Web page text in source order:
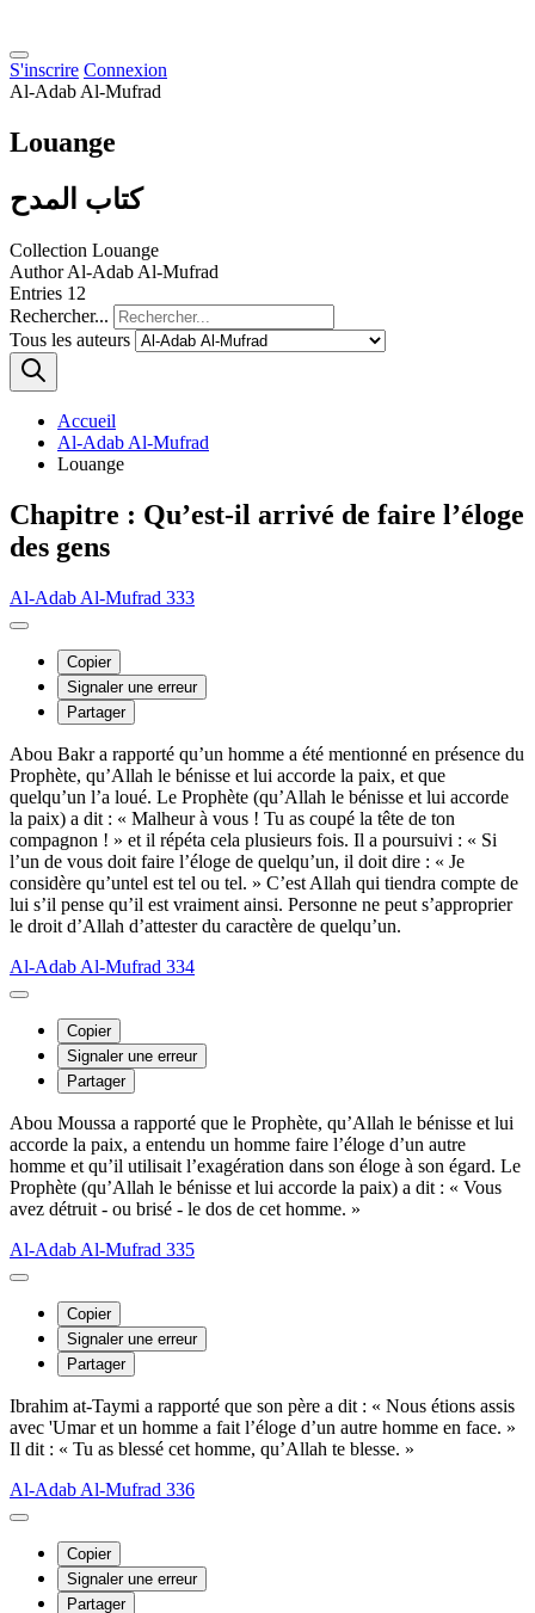
S'inscrire Connexion
Al-Adab Al-Mufrad
Louange
كتاب المدح
Collection Louange
Author Al-Adab Al-Mufrad
Entries 12
Rechercher...
Tous les auteurs
Accueil
Al-Adab Al-Mufrad
Louange
Chapitre : Qu’est-il arrivé de faire l’éloge
des gens
Al-Adab Al-Mufrad 333
Copier
Signaler une erreur
Partager
Abou Bakr a rapporté qu’un homme a été mentionné en présence du
Prophète, qu’Allah le bénisse et lui accorde la paix, et que
quelqu’un l’a loué. Le Prophète (qu’Allah le bénisse et lui accorde
la paix) a dit : « Malheur à vous ! Tu as coupé la tête de ton
compagnon ! » et il répéta cela plusieurs fois. Il a poursuivi : « Si
l’un de vous doit faire l’éloge de quelqu’un, il doit dire : « Je
considère qu’untel est tel ou tel. » C’est Allah qui tiendra compte de
lui s’il pense qu’il est vraiment ainsi. Personne ne peut s’approprier
le droit d’Allah d’attester du caractère de quelqu’un.
Al-Adab Al-Mufrad 334
Copier
Signaler une erreur
Partager
Abou Moussa a rapporté que le Prophète, qu’Allah le bénisse et lui
accorde la paix, a entendu un homme faire l’éloge d’un autre
homme et qu’il utilisait l’exagération dans son éloge à son égard. Le
Prophète (qu’Allah le bénisse et lui accorde la paix) a dit : « Vous
avez détruit - ou brisé - le dos de cet homme. »
Al-Adab Al-Mufrad 335
Copier
Signaler une erreur
Partager
Ibrahim at-Taymi a rapporté que son père a dit : « Nous étions assis
avec 'Umar et un homme a fait l’éloge d’un autre homme en face. »
Il dit : « Tu as blessé cet homme, qu’Allah te blesse. »
Al-Adab Al-Mufrad 336
Copier
Signaler une erreur
Partager